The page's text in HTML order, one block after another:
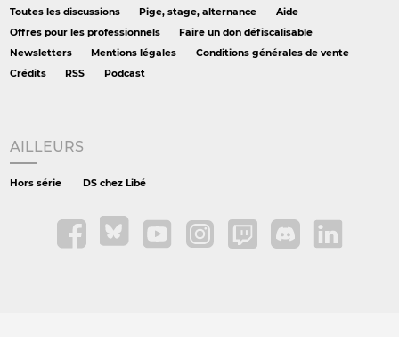
Toutes les discussions
Pige, stage, alternance
Aide
Offres pour les professionnels
Faire un don défiscalisable
Newsletters
Mentions légales
Conditions générales de vente
Crédits
RSS Podcast
AILLEURS
Hors série DS chez Libé